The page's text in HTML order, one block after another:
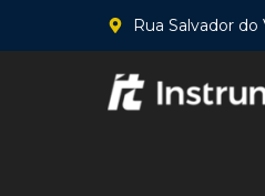
Rua Salvador do